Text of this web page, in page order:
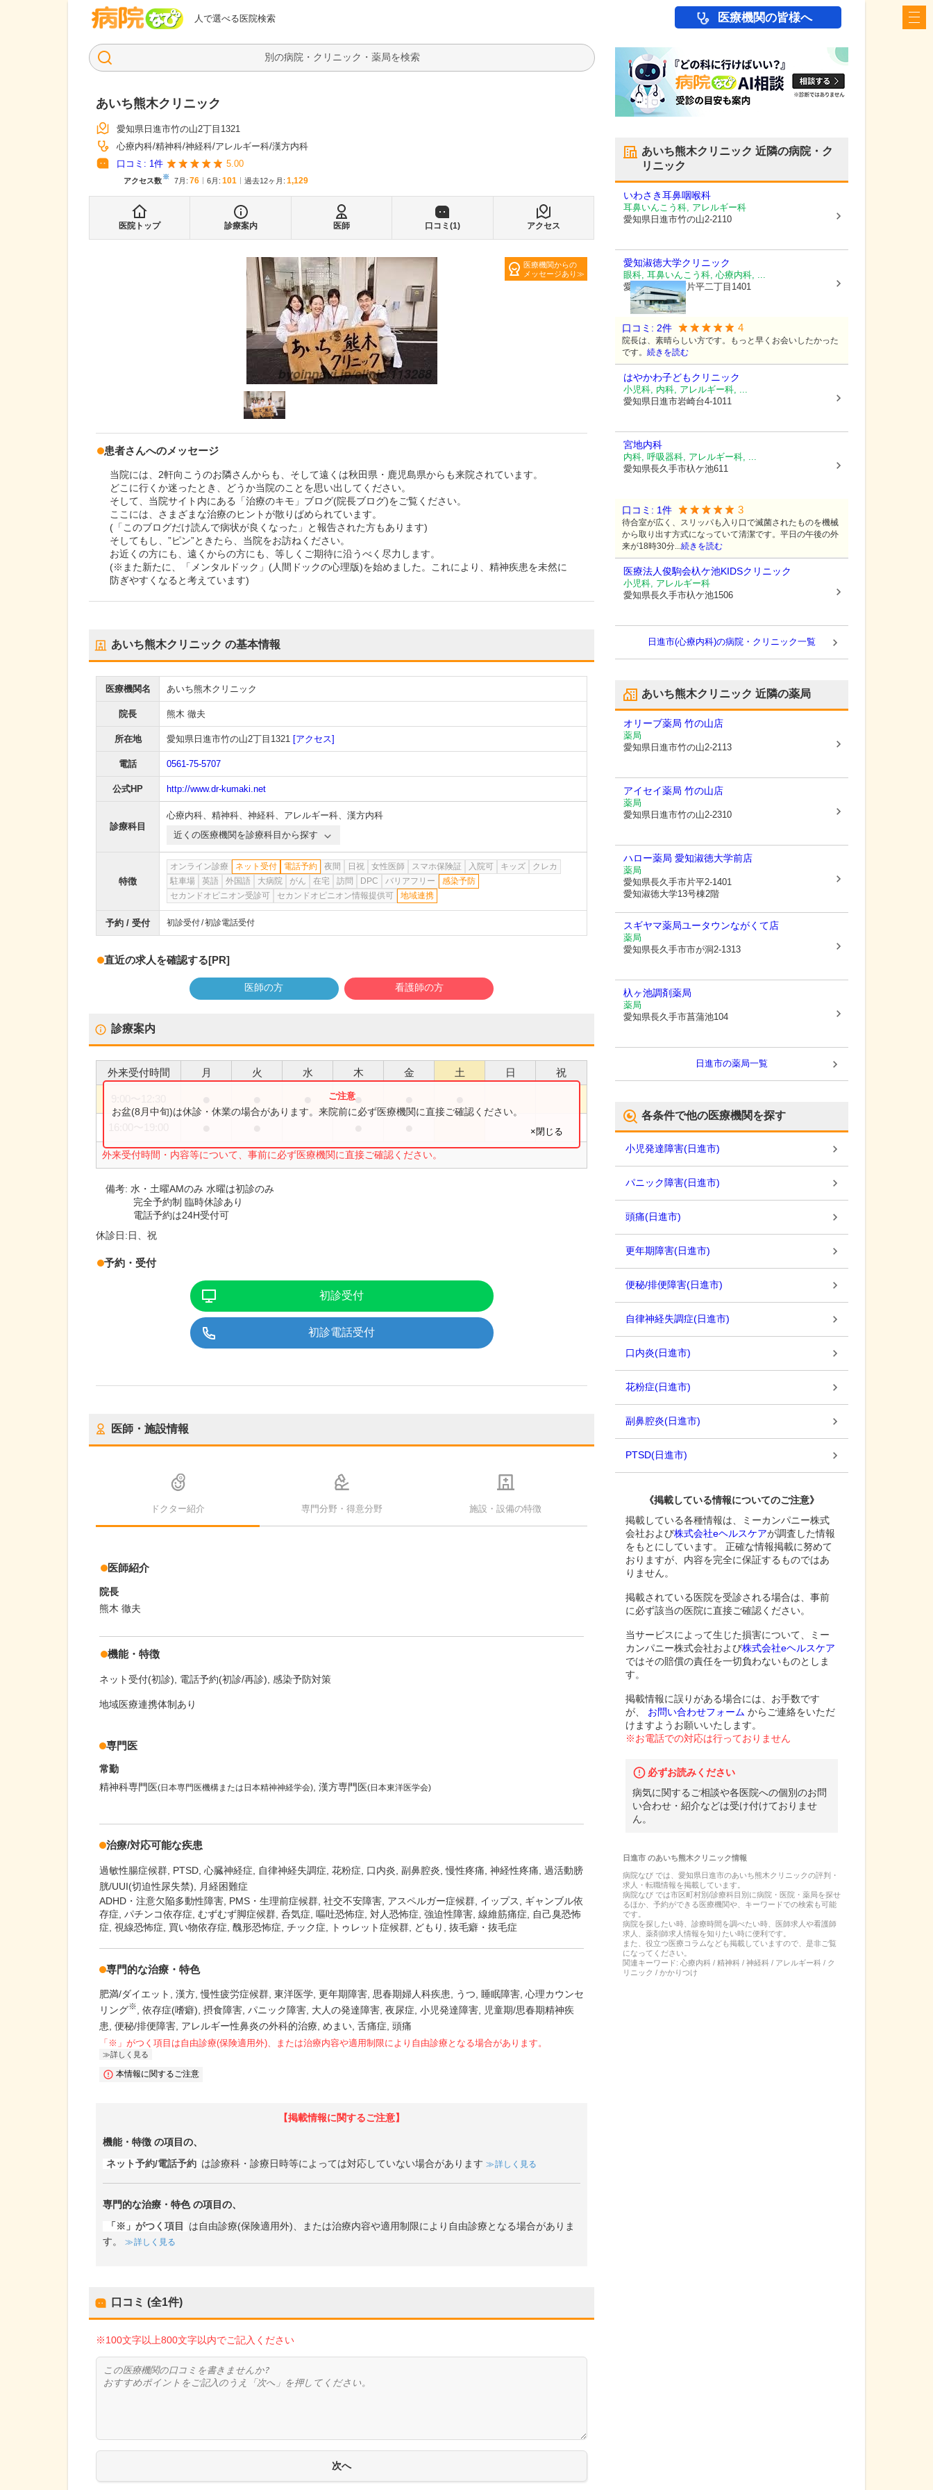
人で選べる医院検索
病院なび 医療機関の皆様へ
検索
あいち熊木クリニック
愛知県日進市竹の山2丁目1321
心療内科 精神科 神経科 アレルギー科 漢方内科
口コミ: 1件 5.00
アクセス数※ 7月 : 76 6月 : 101 過去12ヶ月: 1,129
医院トップ 診療案内 医師 口コミ(1) アクセス
医療機関からの
メッセージあり
患者さんへのメッセージ
当院には、2軒向こうのお隣さんからも、そして遠くは秋田県・鹿児島県からも来院されています。
どこに行くか迷ったとき、どうか当院のことを思い出してください。
そして、当院サイト内にある「治療のキモ」ブログ(院長ブログ)をご覧ください。
ここには、さまざまな治療のヒントが散りばめられています。
(「このブログだけ読んで病状が良くなった」と報告された方もあります)
そしてもし、”ピン”ときたら、当院をお訪ねください。
お近くの方にも、遠くからの方にも、等しくご期待に沿うべく尽力します。
(※また新たに、「メンタルドック」(人間ドックの心理版)を始めました。これにより、精神疾患を未然に
防ぎやすくなると考えています)
あいち熊木クリニック の基本情報
医療機関名 あいち熊木クリニック
院長 熊木 徹夫
所在地 愛知県日進市竹の山2丁目1321 [アクセス]
電話 0561-75-5707
公式HP http://www.dr-kumaki.net
診療科目
心療内科、 精神科、 神経科、 アレルギー科、 漢方内科
近くの医療機関を診療科目から探す
特徴
オンライン診療 ネット受付 電話予約 夜間 日祝 女性医師 スマホ保険証 入院可 キッズ
クレカ
駐車場
英語 外国語 大病院 がん 在宅 訪問 DPC バリアフリー
感染予防
セカンドオピニオン受診可
セカンドオピニオン情報提供可 地域連携
予約 / 受付 初診受付 初診電話受付
直近の求人を確認する[PR]
医師の方 看護師の方
診療案内
外来受付時間 月 火 水 木 金 土 日 祝
●
外来受付時間・内容等について、事前に必ず医療機関に直接ご確認ください。
お盆(8月中旬)は休診・休業の場合があります。来院前に必ず医療機関に直接ご確認ください。
×閉じる
備考:水・土曜AMのみ 水曜は初診のみ
完全予約制 臨時休診あり
電話予約は24H受付可
休診日:日、祝
予約・受付
初診受付
初診電話受付
医師・施設情報
ドクター紹介 専門分野・得意分野 施設・設備の特徴
医師紹介
院長
熊木 徹夫
機能・特徴
ネット受付(初診) 電話予約(初診/再診) 感染予防対策
地域医療連携体制あり
専門医
常勤
精神科専門医(日本専門医機構または日本精神神経学会) 漢方専門医(日本東洋医学会)
治療/対応可能な疾患
過敏性腸症候群 PTSD 心臓神経症 自律神経失調症 花粉症 口内炎 副鼻腔炎 慢性疼痛 神経性疼痛 過活動膀
胱/UUI(切迫性尿失禁)
月経困難症
ADHD・注意欠陥多動性障害, PMS・生理前症候群, 社交不安障害, アスペルガー症候群, イップス, ギャンブル依
存症, パチンコ依存症, むずむず脚症候群, 呑気症, 嘔吐恐怖症, 対人恐怖症, 強迫性障害, 線維筋痛症, 自己臭恐怖
症, 視線恐怖症, 買い物依存症, 醜形恐怖症, チック症, トゥレット症候群, どもり, 抜毛癖・抜毛症
専門的な治療・特色
肥満/ダイエット 漢方 慢性疲労症候群 東洋医学 更年期障害 思春期婦人科疾患 うつ 睡眠障害 心理カウンセ
リング※ 依存症(嗜癖) 摂食障害 パニック障害 大人の発達障害 夜尿症 小児発達障害
児童期/思春期精神疾
患 便秘/排便障害 アレルギー性鼻炎の外科的治療 めまい 舌痛症 頭痛
「※」がつく項目は自由診療(保険適用外)、または治療内容や適用制限により自由診療となる場合があります。
詳しく見る
本情報に関するご注意
【掲載情報に関するご注意】
機能・特徴 の項目の、
ネット予約/電話予約 は診療科・診療日時等によっては対応していない場合があります 詳しく見る
専門的な治療・特色の項目の、
「※」がつく項目
は自由診療(保険適用外)、または治療内容や適用制限により自由診療となる場合がありま
す。
詳しく見る
口コミ (全1件)
※100文字以上800文字以内でご記入ください
あいち熊木クリニック 近隣の病院・ク
リニック
いわさき耳鼻咽喉科
耳鼻いんこう科, アレルギー科
愛知県日進市竹の山2-2110
愛知淑徳大学クリニック
眼科, 耳鼻いんこう科, 心療内科, ...
愛知県長久手市片平二丁目1401
口コミ: 2件 4
院長は、素晴らしい方です。もっと早くお会いしたかった
です。 続きを読む
はやかわ子どもクリニック
小児科, 内科, アレルギー科, ...
愛知県日進市岩崎台4-1011
宮地内科
内科, 呼吸器科, アレルギー科, ...
愛知県長久手市杁ケ池611
口コミ: 1件 3
待合室が広く、スリッパも入り口で滅菌されたものを機械
から取り出す方式になっていて清潔です。平日の午後の外
来が18時30分...続きを読む
医療法人俊駒会杁ケ池KIDSクリニック
小児科, アレルギー科
愛知県長久手市杁ケ池1506
日進市(心療内科)の病院・クリニック一覧
あいち熊木クリニック 近隣の薬局
オリーブ薬局 竹の山店
薬局
愛知県日進市竹の山2-2113
アイセイ薬局 竹の山店
薬局
愛知県日進市竹の山2-2310
ハロー薬局 愛知淑徳大学前店
薬局
愛知県長久手市片平2-1401
愛知淑徳大学13号棟2階
スギヤマ薬局ユータウンながくて店
薬局
愛知県長久手市市が洞2-1313
杁ヶ池調剤薬局
薬局
愛知県長久手市菖蒲池104
日進市の薬局一覧
各条件で他の医療機関を探す
小児発達障害(日進市)
パニック障害(日進市)
頭痛(日進市)
更年期障害(日進市)
便秘/排便障害(日進市)
自律神経失調症(日進市)
口内炎(日進市)
花粉症(日進市)
副鼻腔炎(日進市)
PTSD(日進市)
《掲載している情報についてのご注意》
掲載している各種情報は、ミーカンパニー株式
会社および株式会社eヘルスケアが調査した情報
をもとにしています。 正確な情報掲載に努めて
おりますが、内容を完全に保証するものではあ
りません。
掲載されている医院を受診される場合は、事前
に必ず該当の医院に直接ご確認ください。
当サービスによって生じた損害について、ミー
カンパニー株式会社および株式会社eヘルスケア
ではその賠償の責任を一切負わないものとしま
す。
掲載情報に誤りがある場合には、お手数です
が、
お問い合わせフォーム からご連絡をいただ
けますようお願いいたします。
※お電話での対応は行っておりません
必ずお読みください
病気に関するご相談や各医院への個別のお問
い合わせ・紹介などは受け付けておりませ
ん。
日進市のあいち熊木クリニック情報
病院なび では、 愛知県 日進市のあいち熊木クリニックの評判・
求人・転職情報を掲載しています。
病院なび では市区町村別/診療科目別に病院・医院・薬局を探せ
るほか、予約ができる医療機関や、キーワードでの検索も可能
です。
病院を探したい時、診療時間を調べたい時、医師求人や看護師
求人、薬剤師求人情報を知りたい時に便利です。
また、役立つ医療コラムなども掲載していますので、是非ご覧
になってください。
関連キーワード: 心療内科 / 精神科 / 神経科 / アレルギー科 / ク
リニック / かかりつけ